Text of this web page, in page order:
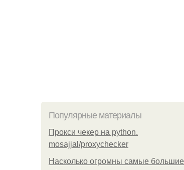
Популярные материалы
Прокси чекер на python.
mosajjal/proxychecker
Насколько огромны самые большие